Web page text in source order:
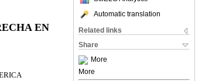
Automatic translation
Related links
Share
More
More
EN